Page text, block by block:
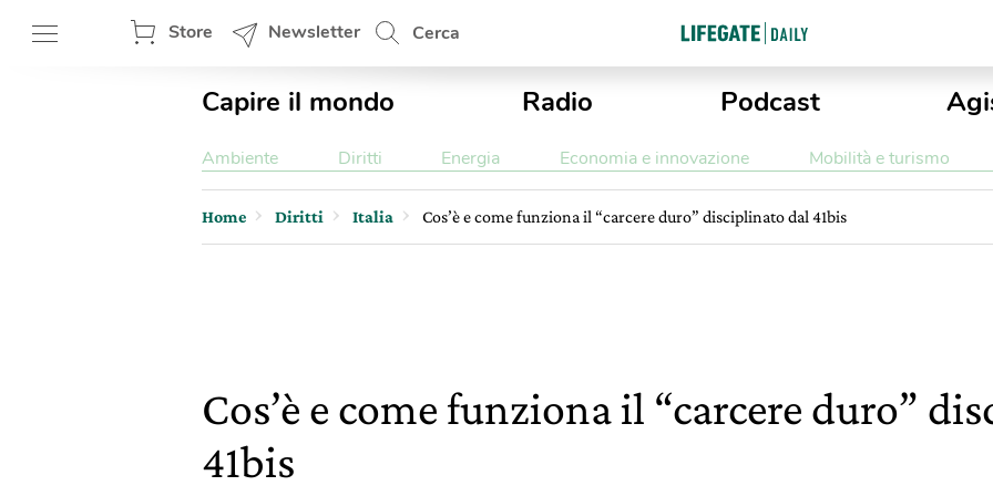
Store Newsletter Cerca
Capire il mondo Radio Podcast
Ambiente Diritti Energia Economia e innovazione Mobilità e turismo
Home Diritti Italia Cos’è e come funziona il “carcere duro” disciplinato dal 41bis
Cos’è e come funziona il “carcere duro”
41bis